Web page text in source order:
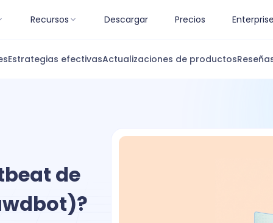
Recursos Descargar Precios Enterprise
Estrategias efectivasActualizaciones de productos
de